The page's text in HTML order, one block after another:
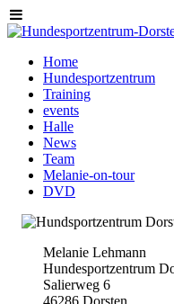
Home
Hundesportzentrum
Training
events
Halle
News
Team
Melanie-on-tour
DVD
Melanie Lehmann
Hundesportzentrum
Salierweg 6
46286 Dorsten